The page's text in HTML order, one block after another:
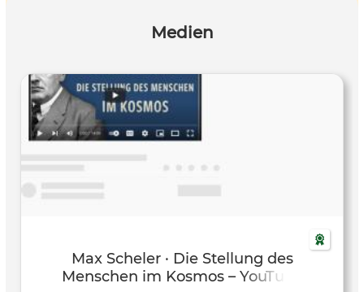
Medien
Max Scheler · Die Stellung des
Menschen im Kosmos – YouTube